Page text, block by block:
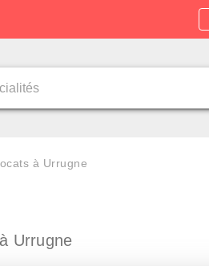
à Urrugne
à Urrugne